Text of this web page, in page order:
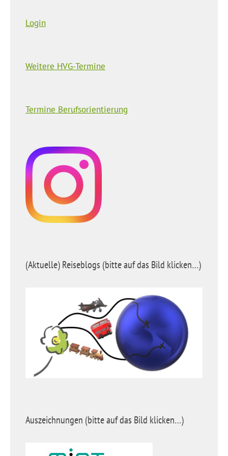
Login
Weitere HVG-Termine
Termine Berufsorientierung
(Aktuelle) Reiseblogs (bitte auf das Bild klicken…)
Auszeichnungen (bitte auf das Bild klicken…)